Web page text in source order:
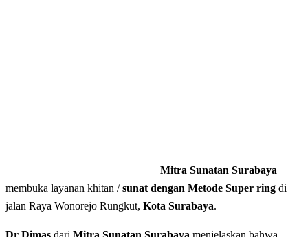
Mitra Sunatan Surabaya
membuka layanan khitan /sunat dengan Metode Super ring di
jalan Raya Wonorejo Rungkut, Kota Surabaya.
Dr Dimas dari Mitra Sunatan Surabaya menjelaskan bahwa,